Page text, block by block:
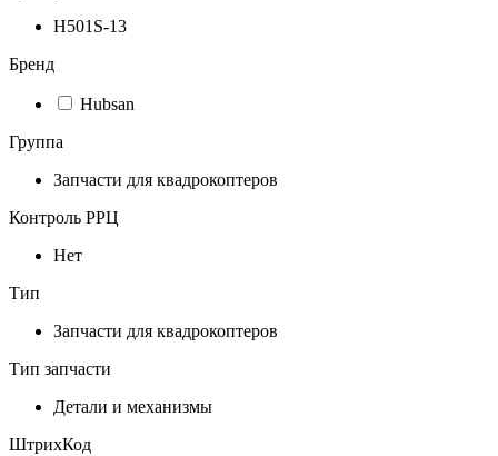
H501S-13
Бренд
Hubsan
Группа
Запчасти для квадрокоптеров
Контроль РРЦ
Нет
Тип
Запчасти для квадрокоптеров
Тип запчасти
Детали и механизмы
ШтрихКод